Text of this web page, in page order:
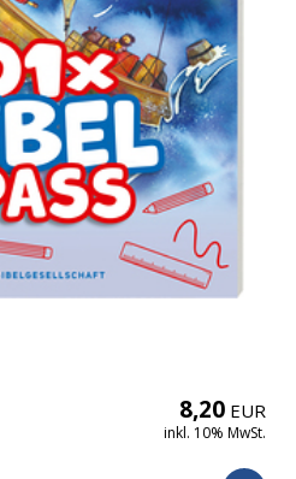
8,20 EUR
inkl. 10% MwSt.